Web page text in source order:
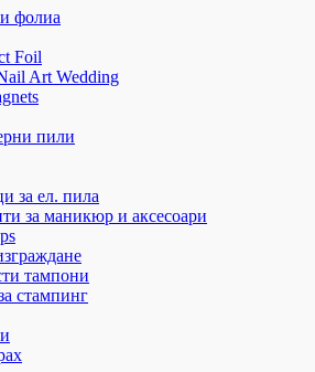
фолиа
Foil
Art Wedding
пили
за ел. пила
за маникюр и аксесоари
тампони
стампинг